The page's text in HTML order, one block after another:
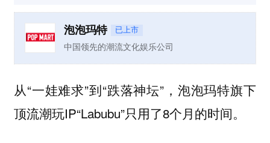
泡泡玛特 已上市
中国领先的潮流文化娱乐公司
从“一娃难求”到“跌落神坛”，泡泡玛特旗下
顶流潮玩IP“Labubu”只用了8个月的时间。